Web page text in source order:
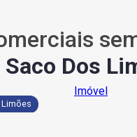
Saco Dos
Limões